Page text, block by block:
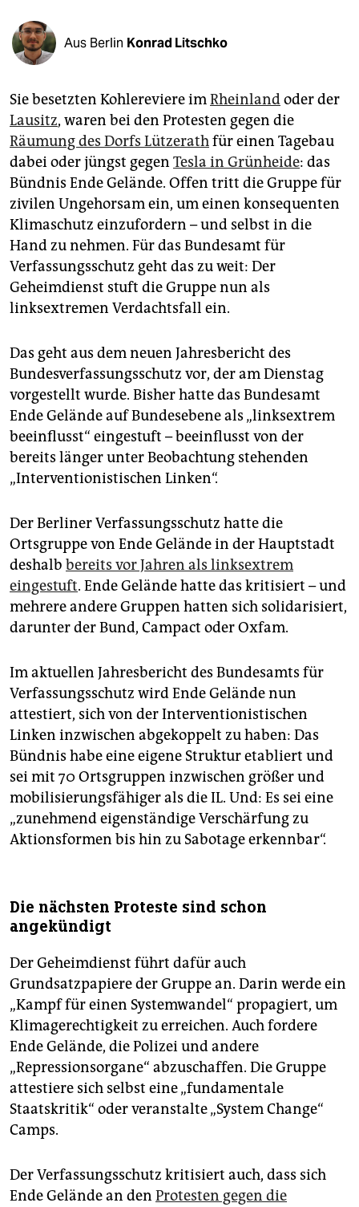
fragen & hilfe
unterstützen
genossenschaft
epaper login
Aus Berlin Konrad Litschko
Sie besetzten Kohlereviere imRheinlandoder der
Lausitz, waren bei den Protesten gegen die
Räumung des Dorfs Lützerathfür einen Tagebau
dabei oder jüngst gegen Tesla in Grünheide: das
Bündnis Ende Gelände. Offen tritt die Gruppe für
zivilen Ungehorsam ein, um einen konsequenten
Klimaschutz einzufordern – und selbst in die
Hand zu nehmen. Für das Bundesamt für
Verfassungsschutz geht das zu weit: Der
Geheimdienst stuft die Gruppe nun als
linksextremen Verdachtsfall ein.
Das geht aus dem neuen Jahresbericht des
Bundesverfassungsschutz vor, der am Dienstag
vorgestellt wurde. Bisher hatte das Bundesamt
Ende Gelände auf Bundesebene als „linksextrem
beeinflusst“ eingestuft – beeinflusst von der
bereits länger unter Beobachtung stehenden
„Interventionistischen Linken“.
Der Berliner Verfassungsschutz hatte die
Ortsgruppe von Ende Gelände in der Hauptstadt
deshalb bereits vor Jahren als linksextrem
eingestuft. Ende Gelände hatte das kritisiert – und
mehrere andere Gruppen hatten sich solidarisiert,
darunter der Bund, Campact oder Oxfam.
Im aktuellen Jahresbericht des Bundesamts für
Verfassungsschutz wird Ende Gelände nun
attestiert, sich von der Interventionistischen
Linken inzwischen abgekoppelt zu haben: Das
Bündnis habe eine eigene Struktur etabliert und
sei mit 70 Ortsgruppen inzwischen größer und
mobilisierungsfähiger als die IL. Und: Es sei eine
„zunehmend eigenständige Verschärfung zu
Aktionsformen bis hin zu Sabotage erkennbar“.
Die nächsten Proteste sind schon
angekündigt
Der Geheimdienst führt dafür auch
Grundsatzpapiere der Gruppe an. Darin werde ein
„Kampf für einen Systemwandel“ propagiert, um
Klimagerechtigkeit zu erreichen. Auch fordere
Ende Gelände, die Polizei und andere
„Repressionsorgane“ abzuschaffen. Die Gruppe
attestiere sich selbst eine „fundamentale
Staatskritik“ oder veranstalte „System Change“
Camps.
Der Verfassungsschutz kritisiert auch, dass sich
Ende Gelände an den Protesten gegen die